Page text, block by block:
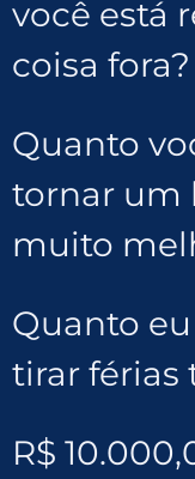
você está
coisa fora?
Quanto
tornar um
muito
Quanto
tirar férias
R$